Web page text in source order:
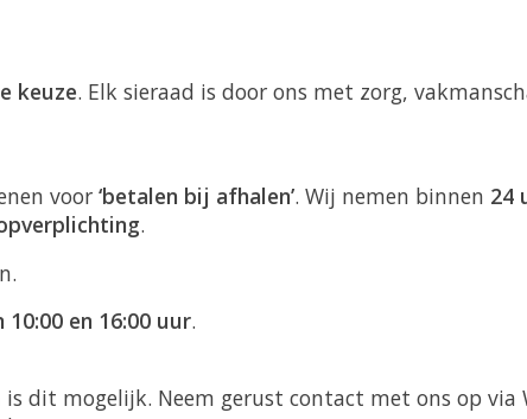
keuze. Elk sieraad is door ons met zorg,
voor ‘betalen bij afhalen’. Wij nemen binnen 24
.
en 16:00 uur.
dit mogelijk. Neem gerust contact met ons op